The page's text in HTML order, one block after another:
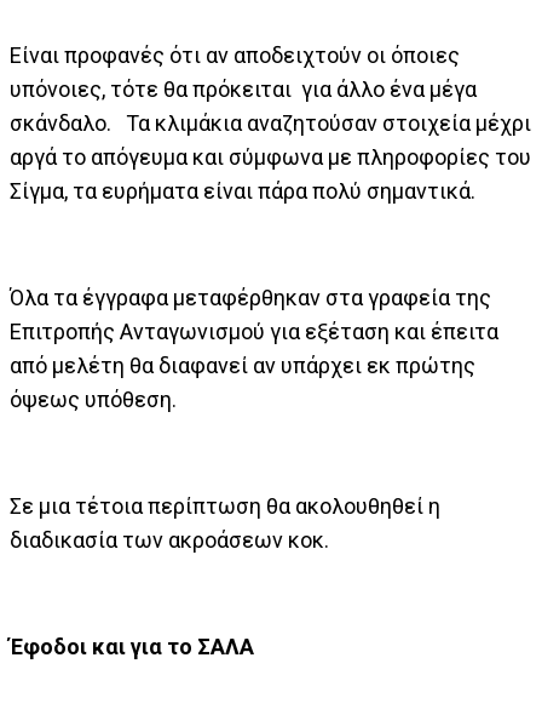
Είναι προφανές ότι αν αποδειχτούν οι όποιες
υπόνοιες, τότε θα πρόκειται για άλλο ένα μέγα
σκάνδαλο. Τα κλιμάκια αναζητούσαν στοιχεία μέχρι
αργά το απόγευμα και σύμφωνα με πληροφορίες του
Σίγμα, τα ευρήματα είναι πάρα πολύ σημαντικά.
Όλα τα έγγραφα μεταφέρθηκαν στα γραφεία της
Επιτροπής Ανταγωνισμού για εξέταση και έπειτα
από μελέτη θα διαφανεί αν υπάρχει εκ πρώτης
όψεως υπόθεση.
Σε μια τέτοια περίπτωση θα ακολουθηθεί η
διαδικασία των ακροάσεων κοκ.
Έφοδοι και για το ΣΑΛΑ